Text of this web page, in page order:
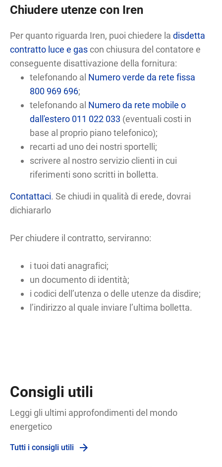
Chiudere utenze con Iren
Per quanto riguarda Iren, puoi chiedere ladisdetta
contratto luce e gas con chiusura del contatore e
conseguente disattivazione della fornitura:
telefonando al Numero verde da rete fissa
800 969 696;
telefonando al Numero da rete mobile o
dall'estero 011 022 033 (eventuali costi in
base al proprio piano telefonico);
recarti ad uno dei nostri sportelli;
scrivere al nostro servizio clienti in cui
riferimenti sono scritti in bolletta.
Contattaci. Se chiudi in qualità di erede, dovrai
dichiararlo
Per chiudere il contratto, serviranno:
i tuoi dati anagrafici;
un documento di identità;
i codici dell’utenza o delle utenze da disdire;
l’indirizzo al quale inviare l’ultima bolletta.
Consigli utili
Leggi gli ultimi approfondimenti del mondo
energetico
Tutti i consigli utili